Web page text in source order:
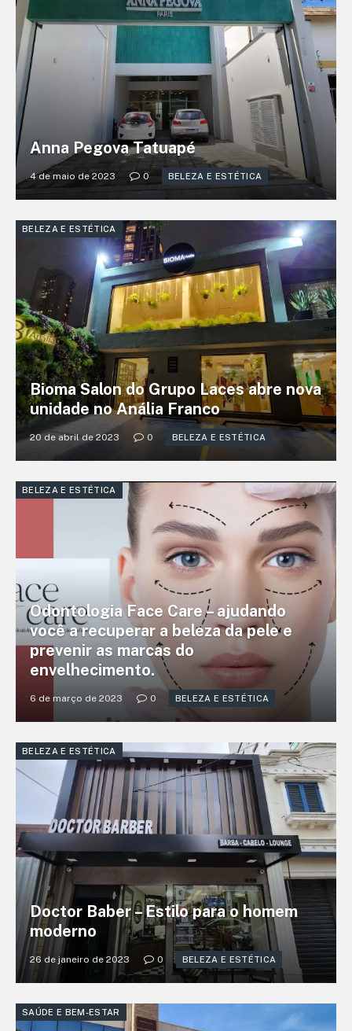
Anna Pegova Tatuapé
4 de maio de 2023 0 BELEZA E ESTÉTICA
BELEZA E ESTÉTICA
Bioma Salon do Grupo Laces abre nova
unidade no Anália Franco
20 de abril de 2023 0 BELEZA E ESTÉTICA
BELEZA E ESTÉTICA
Odontologia Face Care – ajudando
você a recuperar a beleza da pele e
prevenir as marcas do
envelhecimento.
6 de março de 2023 0 BELEZA E ESTÉTICA
BELEZA E ESTÉTICA
Doctor Baber – Estilo para o homem
moderno
26 de janeiro de 2023 0 BELEZA E ESTÉTICA
SAÚDE E BEM-ESTAR